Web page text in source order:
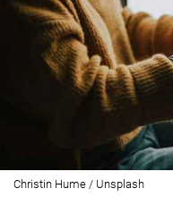
Christin Hume / Unsplash